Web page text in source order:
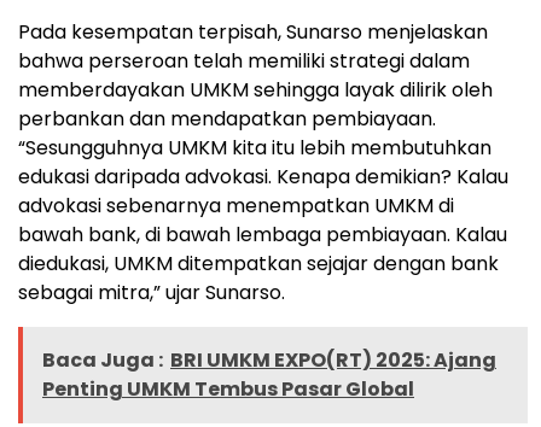
Pada kesempatan terpisah, Sunarso menjelaskan
bahwa perseroan telah memiliki strategi dalam
memberdayakan UMKM sehingga layak dilirik oleh
perbankan dan mendapatkan pembiayaan.
“Sesungguhnya UMKM kita itu lebih membutuhkan
edukasi daripada advokasi. Kenapa demikian? Kalau
advokasi sebenarnya menempatkan UMKM di
bawah bank, di bawah lembaga pembiayaan. Kalau
diedukasi, UMKM ditempatkan sejajar dengan bank
sebagai mitra,” ujar Sunarso.
Baca Juga : BRI UMKM EXPO(RT) 2025: Ajang
Penting UMKM Tembus Pasar Global